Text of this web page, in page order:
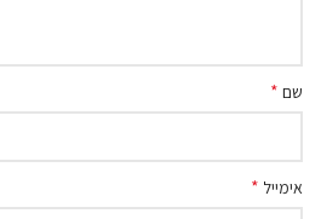
שם *
אימייל *